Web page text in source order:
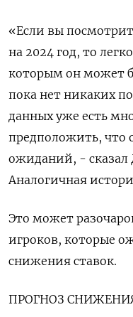
«Если вы
на 2024 год, то
которым он может
пока нет никаких
данных уже есть
предположить, что
ожиданий, - сказал
Аналогичная
Это может
игроков, которые
снижения ставок.
ПРОГНОЗ